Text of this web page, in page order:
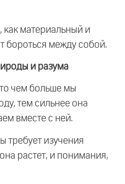
как материальный и
бороться между собой.
и разума
чем больше мы
тем сильнее она
вместе с ней.
требует изучения
растет, и понимания,